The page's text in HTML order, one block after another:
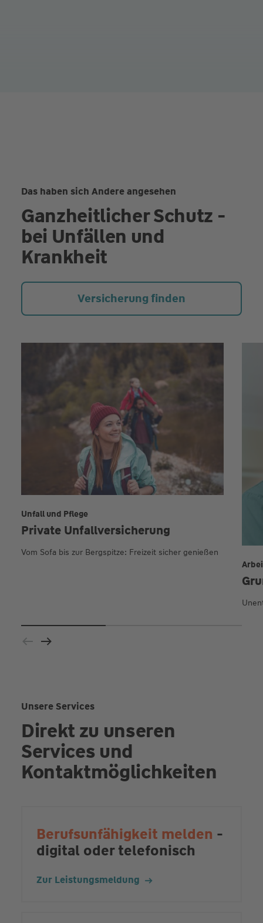
Das haben sich Andere angesehen
Ganzheitlicher Schutz -
bei Unfällen und
Krankheit
Versicherung finden
Private Unfall­versicherung
Unfall und Pflege
Vom Sofa bis zur Bergspitze: Freizeit sicher genießen
Unsere Services
Direkt zu unseren
Services und
Kontaktmöglichkeiten
Berufsunfähigkeit melden -
digital oder telefonisch
Zur Leistungsmeldung